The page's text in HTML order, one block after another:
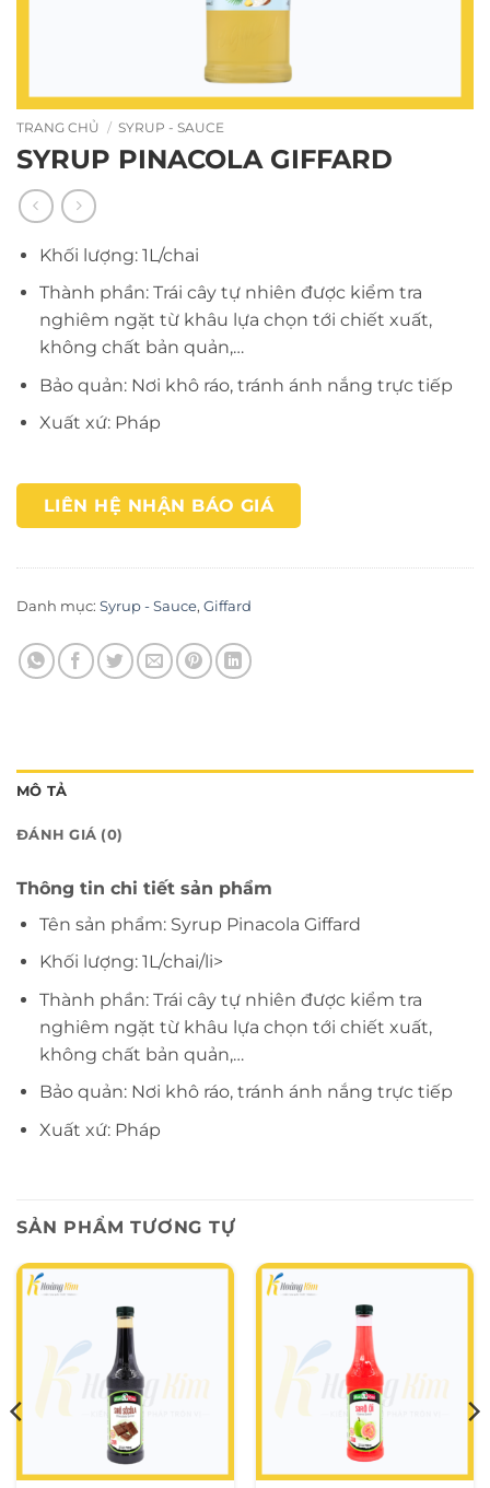
TRANG CHỦ / SYRUP - SAUCE
SYRUP PINACOLA GIFFARD
Khối lượng: 1L/chai
Thành phần: Trái cây tự nhiên được kiểm tra
nghiêm ngặt từ khâu lựa chọn tới chiết xuất,
không chất bản quản,…
Bảo quản: Nơi khô ráo, tránh ánh nắng trực tiếp
Xuất xứ: Pháp
LIÊN HỆ NHẬN BÁO GIÁ
Danh mục: Syrup - Sauce, Giffard
MÔ TẢ
ĐÁNH GIÁ (0)
Thông tin chi tiết sản phẩm
Tên sản phẩm: Syrup Pinacola Giffard
Khối lượng: 1L/chai/li>
Thành phần: Trái cây tự nhiên được kiểm tra
nghiêm ngặt từ khâu lựa chọn tới chiết xuất,
không chất bản quản,…
Bảo quản: Nơi khô ráo, tránh ánh nắng trực tiếp
Xuất xứ: Pháp
SẢN PHẨM TƯƠNG TỰ